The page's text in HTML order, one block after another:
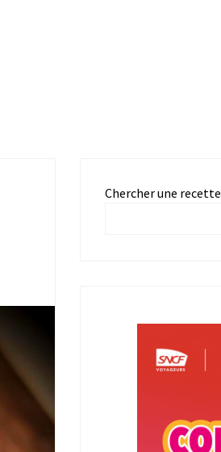
Chercher une recette